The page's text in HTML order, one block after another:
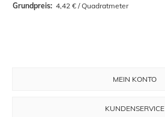
Grundpreis: 4,42 € / Quadratmeter
MEIN KONTO
KUNDENSERVICE